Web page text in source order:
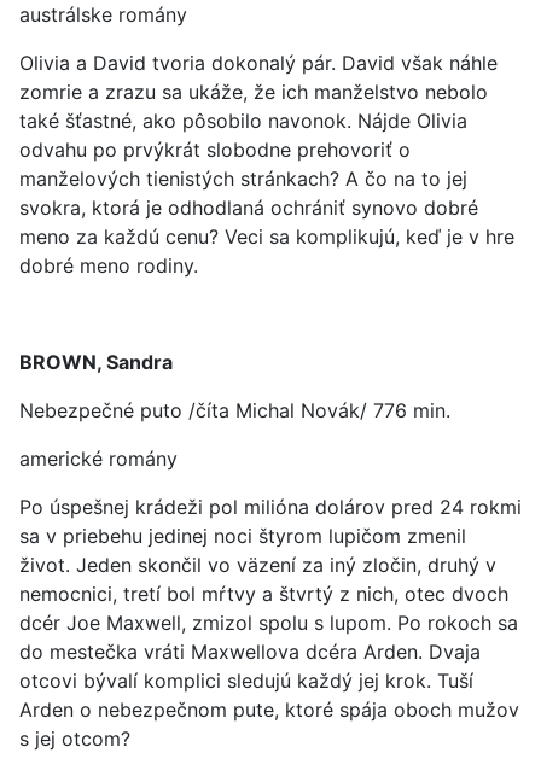
austrálske romány
Olivia a David tvoria dokonalý pár. David však náhle
zomrie a zrazu sa ukáže, že ich manželstvo nebolo
také šťastné, ako pôsobilo navonok. Nájde Olivia
odvahu po prvýkrát slobodne prehovoriť o
manželových tienistých stránkach? A čo na to jej
svokra, ktorá je odhodlaná ochrániť synovo dobré
meno za každú cenu? Veci sa komplikujú, keď je v hre
dobré meno rodiny.
BROWN, Sandra
Nebezpečné puto /číta Michal Novák/ 776 min.
americké romány
Po úspešnej krádeži pol milióna dolárov pred 24 rokmi
sa v priebehu jedinej noci štyrom lupičom zmenil
život. Jeden skončil vo väzení za iný zločin, druhý v
nemocnici, tretí bol mŕtvy a štvrtý z nich, otec dvoch
dcér Joe Maxwell, zmizol spolu s lupom. Po rokoch sa
do mestečka vráti Maxwellova dcéra Arden. Dvaja
otcovi bývalí komplici sledujú každý jej krok. Tuší
Arden o nebezpečnom pute, ktoré spája oboch mužov
s jej otcom?